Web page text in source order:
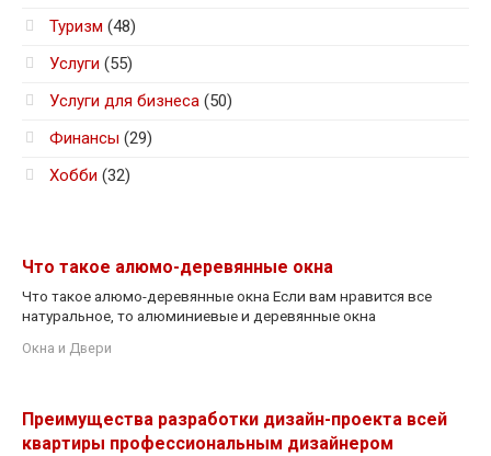
Туризм (48)
Услуги (55)
Услуги для бизнеса (50)
Финансы (29)
Хобби (32)
Что такое алюмо-деревянные окна
Что такое алюмо-деревянные окна Если вам нравится все
натуральное, то алюминиевые и деревянные окна
Окна и Двери
Преимущества разработки дизайн-проекта всей
квартиры профессиональным дизайнером